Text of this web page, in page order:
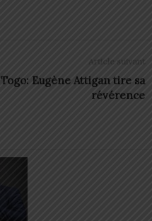
Article suivant
Togo: Eugène Attigan tire sa
révérence